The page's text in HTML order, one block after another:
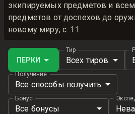
экипируемых предметов и
предметов от доспехов до
новому миру, с. 11
ПЕРКИ
Тир
Всех тиров
Получение
Все способы получить
Бонус
Все бонусы